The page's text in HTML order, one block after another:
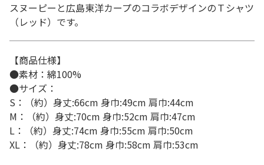
スヌーピーと広島東洋カープのコラボデザインのＴシャツ
（レッド）です。
【商品仕様】
●素材：綿100%
●サイズ：
S：（約）身丈:66cm 身巾:49cm 肩巾:44cm
M：（約）身丈:70cm 身巾:52cm 肩巾:47cm
L：（約）身丈:74cm 身巾:55cm 肩巾:50cm
XL：（約）身丈:78cm 身巾:58cm 肩巾:53cm